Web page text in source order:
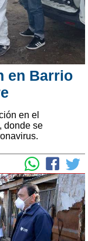
en Barrio
en el
donde se